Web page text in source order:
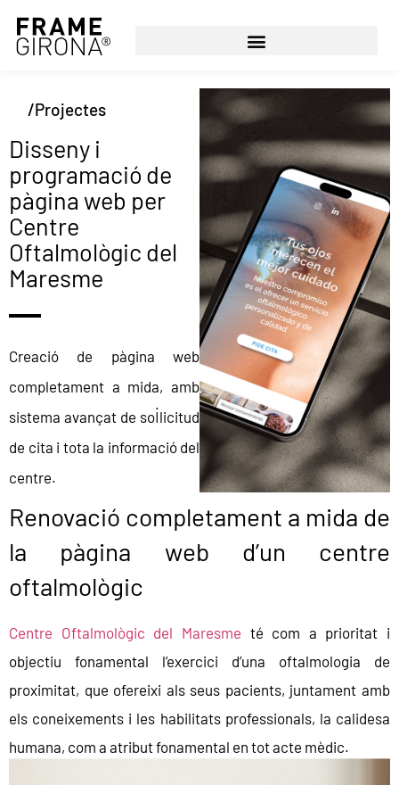
/Projectes
Disseny i
programació de
pàgina web per
Centre
Oftalmològic del
Maresme
Creació de pàgina web
completament a mida, amb
sistema avançat de sol·licitud
de cita i tota la informació del
centre.
Renovació completament a mida de
la pàgina web d’un centre
oftalmològic
Centre Oftalmològic del Maresme té com a prioritat i
objectiu fonamental l’exercici d’una oftalmologia de
proximitat, que ofereixi als seus pacients, juntament amb
els coneixements i les habilitats professionals, la calidesa
humana, com a atribut fonamental en tot acte mèdic.